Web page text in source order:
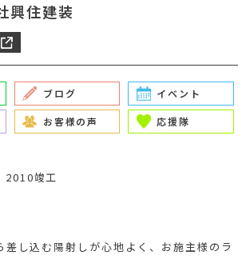
興住建装
ブログ イベント
お客様の声 応援隊
竣工
差し込む陽射しが心地よく、お施主様のラ